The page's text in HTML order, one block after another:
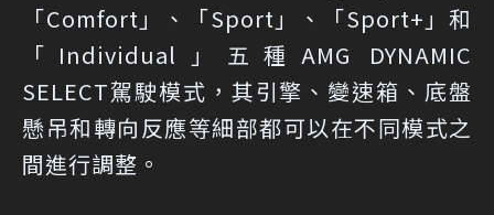
「Comfort」、「Sport」、「Sport+」和
「Individual」五種AMG DYNAMIC
SELECT駕駛模式，其引擎、變速箱、底盤
懸吊和轉向反應等細部都可以在不同模式之
間進行調整。